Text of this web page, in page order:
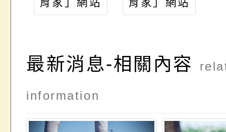
115年度徵
115年度徵
最新消息-相關內容
information